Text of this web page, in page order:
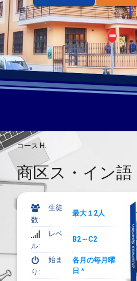
コース H.
商区ス・イン語
=
生徒
数:
最大１2人
Z
レベ
ル:
B2～C2
A
始ま
り:
各月の毎月曜
日 *